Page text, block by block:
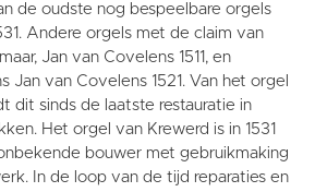
de oudste nog bespeelbare orgels
Andere orgels met de claim van
Jan van Covelens 1511, en
Jan van Covelens 1521. Van het orgel
dit sinds de laatste restauratie in
Het orgel van Krewerd is in 1531
bouwer met gebruikmaking
In de loop van de tijd reparaties en